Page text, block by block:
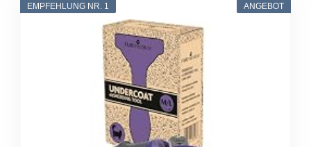
ANGEBOT
EMPFEHLUNG NR. 1